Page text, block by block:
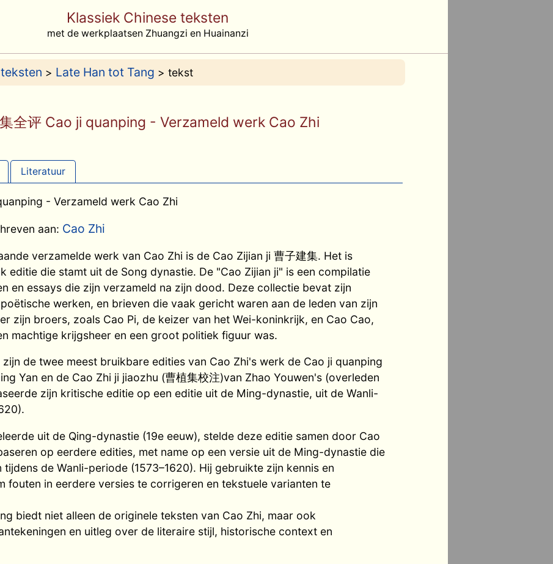
Klassiek Chinese teksten
met de werkplaatsen Zhuangzi en Huainanzi
> Late Han tot Tang > tekst
全评 Cao ji quanping - Verzameld werk Cao Zhi
Literatuur
- Verzameld werk Cao Zhi
aan: Cao Zhi
verzamelde werk van Cao Zhi is de Cao Zijian ji 曹子建集. Het is
editie die stamt uit de Song dynastie. De "Cao Zijian ji" is een compilatie
en essays die zijn verzameld na zijn dood. Deze collectie bevat zijn
werken, en brieven die vaak gericht waren aan de leden van zijn
zijn broers, zoals Cao Pi, de keizer van het Wei-koninkrijk, en Cao Cao,
machtige krijgsheer en een groot politiek figuur was.
de twee meest bruikbare edities van Cao Zhi's werk de Cao ji quanping
Yan en de Cao Zhi ji jiaozhu (曹植集校注)van Zhao Youwen's (overleden
zijn kritische editie op een editie uit de Ming-dynastie, uit de Wanli-
uit de Qing-dynastie (19e eeuw), stelde deze editie samen door Cao
op eerdere edities, met name op een versie uit de Ming-dynastie die
de Wanli-periode (1573–1620). Hij gebruikte zijn kennis en
fouten in eerdere versies te corrigeren en tekstuele varianten te
biedt niet alleen de originele teksten van Cao Zhi, maar ook
en uitleg over de literaire stijl, historische context en